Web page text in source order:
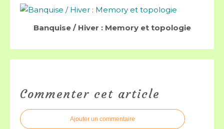
Banquise / Hiver : Memory et topologie
Commenter cet article
Ajouter un commentaire